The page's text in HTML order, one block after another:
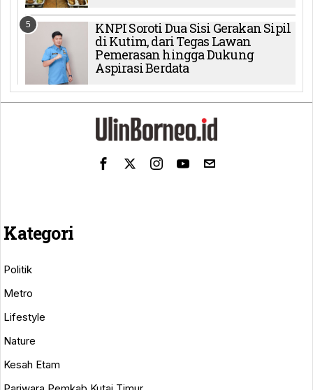
5 KNPI Soroti Dua Sisi Gerakan Sipil
di Kutim, dari Tegas Lawan
Pemerasan hingga Dukung
Aspirasi Berdata
Kategori
Politik
Metro
Lifestyle
Nature
Kesah Etam